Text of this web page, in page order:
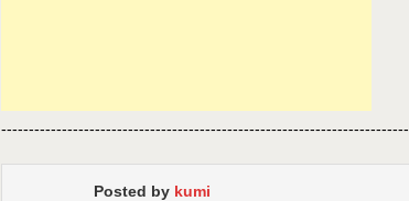
--------------------------------------------------------------------------
Posted by kumi